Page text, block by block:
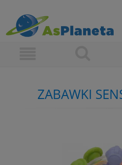
ZABAWKI